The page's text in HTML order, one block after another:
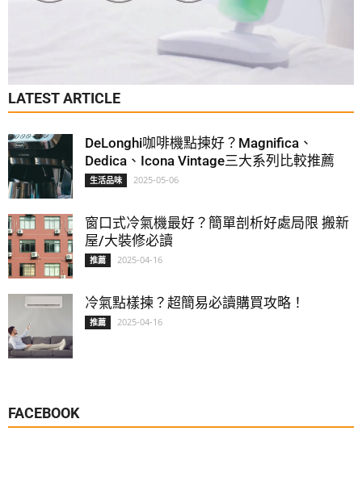
LATEST ARTICLE
DeLonghi咖啡機點揀好？Magnifica、
Dedica、Icona Vintage三大系列比較推薦
生活品味 2025-05-06
窗口式冷氣機最好？簡單剖析好處局限 搬新
屋/大裝修必讀
推薦 2025-04-16
冷氣點樣揀？超簡易必讀購買攻略！
推薦 2025-04-16
FACEBOOK